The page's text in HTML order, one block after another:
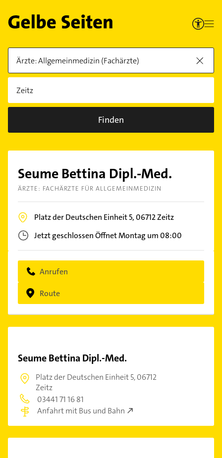
Finden
Seume Bettina Dipl.-Med.
ÄRZTE: FACHÄRZTE FÜR ALLGEMEINMEDIZIN
Platz der Deutschen Einheit 5,06712Zeitz
Jetzt geschlossenÖffnet Montag um 08:00
Anrufen
Route
Seume Bettina Dipl.-Med.
Platz der Deutschen Einheit 5,06712
Zeitz
03441 71 16 81
Anfahrt mit Bus und Bahn